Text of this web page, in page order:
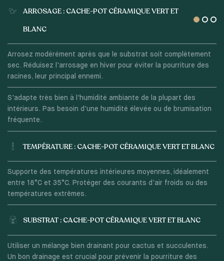
ARROSAGE : CACHE-POT CÉRAMIQUE VERT ET
BLANC
Arrosez modérément après que le substrat soit complètement
sec. Réduisez l'arrosage en hiver pour éviter la pourriture des
racines, leur principal ennemi.
S'adapte très bien à l'humidité ambiante de la plupart des
intérieurs. Pas besoin d'une humidité élevée ou de brumisation
fréquente.
TEMPÉRATURE : CACHE-POT CÉRAMIQUE VERT ET BLANC
Supporte des températures intérieures moyennes, idéalement
entre 18°C et 35°C. Protéger des courants d'air froids ou des
températures extrêmes.
SUBSTRAT : CACHE-POT CÉRAMIQUE VERT ET BLANC
Utiliser un mélange bien drainant pour cactus et succulentes.
Un bon drainage est crucial pour prévenir la pourriture des